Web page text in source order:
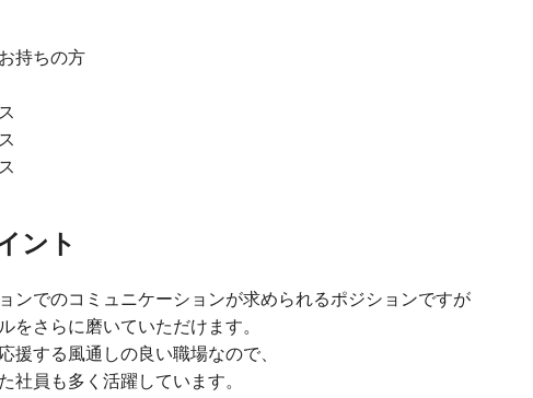
持ちの方
ント
ンでのコミュニケーションが求められるポジションですが
をさらに磨いていただけます。
援する風通しの良い職場なので、
社員も多く活躍しています。